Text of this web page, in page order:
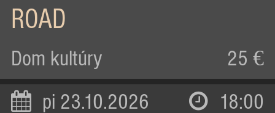
ROAD
Dom kultúry 25 €
pi 23.10.2026 18:00